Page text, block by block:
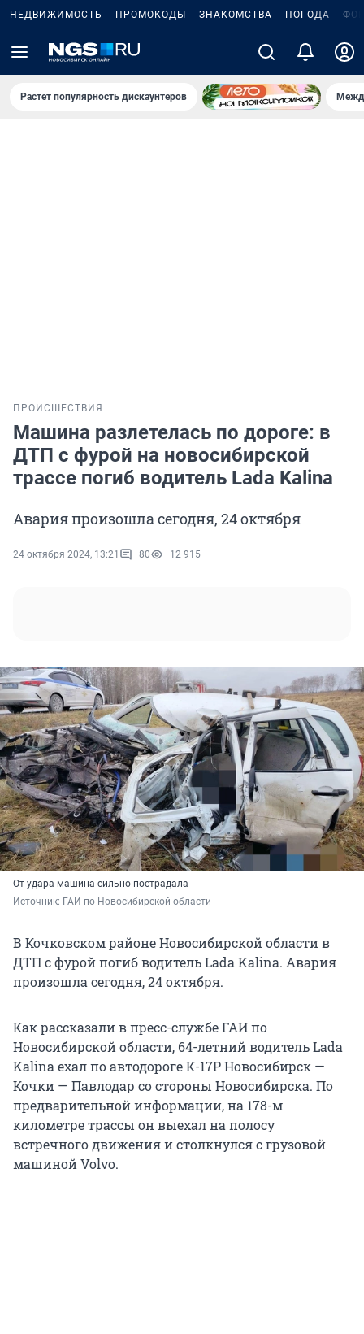
НЕДВИЖИМОСТЬ ПРОМОКОДЫ ЗНАКОМСТВА ПОГОДА
Растет популярность дискаунтеров
ПРОИСШЕСТВИЯ
Машина разлетелась по дороге: в
ДТП с фурой на новосибирской
трассе погиб водитель Lada Kalina
Авария произошла сегодня, 24 октября
24 октября 2024, 13:21 80 12 915
От удара машина сильно пострадала
Источник: ГАИ по Новосибирской области
В Кочковском районе Новосибирской области в
ДТП с фурой погиб водитель Lada Kalina. Авария
произошла сегодня, 24 октября.
Как рассказали в пресс-службе ГАИ по
Новосибирской области, 64-летний водитель Lada
Kalina ехал по автодороге К-17Р Новосибирск —
Кочки — Павлодар со стороны Новосибирска. По
предварительной информации, на 178-м
километре трассы он выехал на полосу
встречного движения и столкнулся с грузовой
машиной Volvo.